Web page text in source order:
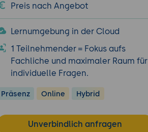
Preis nach Angebot
Lernumgebung in der Cloud
1 Teilnehmender = Fokus aufs
Fachliche und maximaler Raum für
individuelle Fragen.
Präsenz Online Hybrid
Unverbindlich anfragen